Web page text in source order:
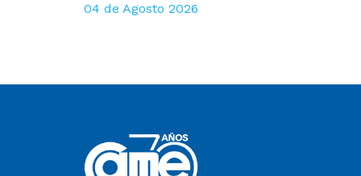
04 de Agosto 2026